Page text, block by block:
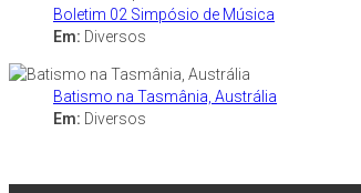
Boletim 02 Simpósio de Música
Em: Diversos
Batismo na Tasmânia, Austrália
Em: Diversos